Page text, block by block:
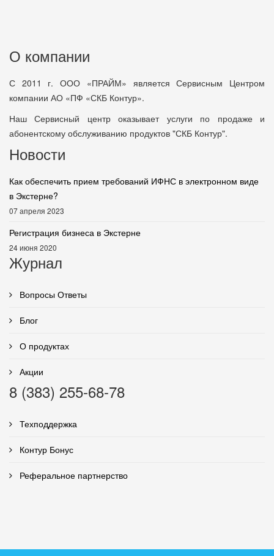
О компании
С 2011 г. ООО «ПРАЙМ» является Сервисным Центром
компании АО «ПФ «СКБ Контур».
Наш Сервисный центр оказывает услуги по продаже и
абонентскому обслуживанию продуктов "СКБ Контур".
Новости
Как обеспечить прием требований ИФНС в электронном виде
в Экстерне?
07 апреля 2023
Регистрация бизнеса в Экстерне
24 июня 2020
Журнал
Вопросы Ответы
Блог
О продуктах
Акции
8 (383) 255-68-78
Техподдержка
Контур Бонус
Реферальное партнерство